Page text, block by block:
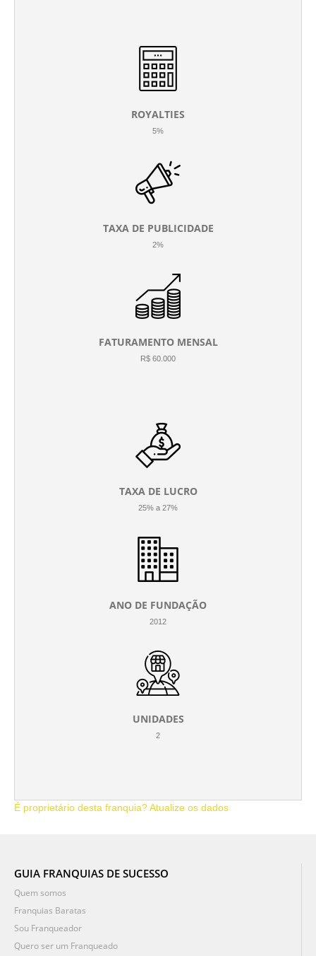
ROYALTIES
5%
TAXA DE PUBLICIDADE
2%
FATURAMENTO MENSAL
R$ 60.000
TAXA DE LUCRO
25% a 27%
ANO DE FUNDAÇÃO
2012
UNIDADES
2
É proprietário desta franquia? Atualize os dados
GUIA FRANQUIAS DE SUCESSO
Quem somos
Franquias Baratas
Sou Franqueador
Quero ser um Franqueado